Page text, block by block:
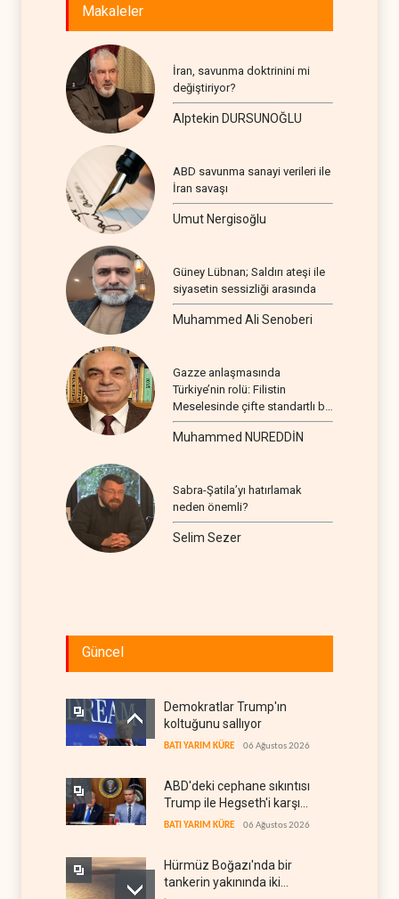
Makaleler
İran, savunma doktrinini mi
değiştiriyor?
Alptekin DURSUNOĞLU
ABD savunma sanayi verileri ile
İran savaşı
Umut Nergisoğlu
Güney Lübnan; Saldırı ateşi ile
siyasetin sessizliği arasında
Muhammed Ali Senoberi
Gazze anlaşmasında
Türkiye’nin rolü: Filistin
Meselesinde çifte standartlı bir
seyir
Muhammed NUREDDİN
Sabra-Şatila’yı hatırlamak
neden önemli?
Selim Sezer
Güncel
Demokratlar Trump'ın
koltuğunu sallıyor
BATI YARIM KÜRE 06 Ağustos 2026
ABD'deki cephane sıkıntısı
Trump ile Hegseth'i karşı
karşıya getirdi
BATI YARIM KÜRE 06 Ağustos 2026
Hürmüz Boğazı'nda bir
tankerin yakınında iki